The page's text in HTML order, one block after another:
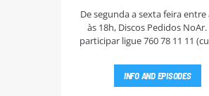
De segunda a sexta feira entre
às 18h, Discos Pedidos NoAr. Para
participar ligue 760 78 11 11
Rute Andrade ou a Bi Silva
contato.
INFO AND EPISODES